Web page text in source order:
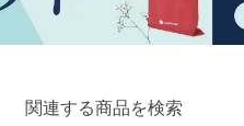
関連する商品を検索